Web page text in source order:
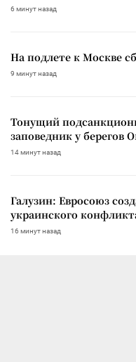
6 минут назад
На подлете к Москве
9 минут назад
Тонущий
заповедник у берегов
14 минут назад
Галузин: Евросоюз
украинского
16 минут назад